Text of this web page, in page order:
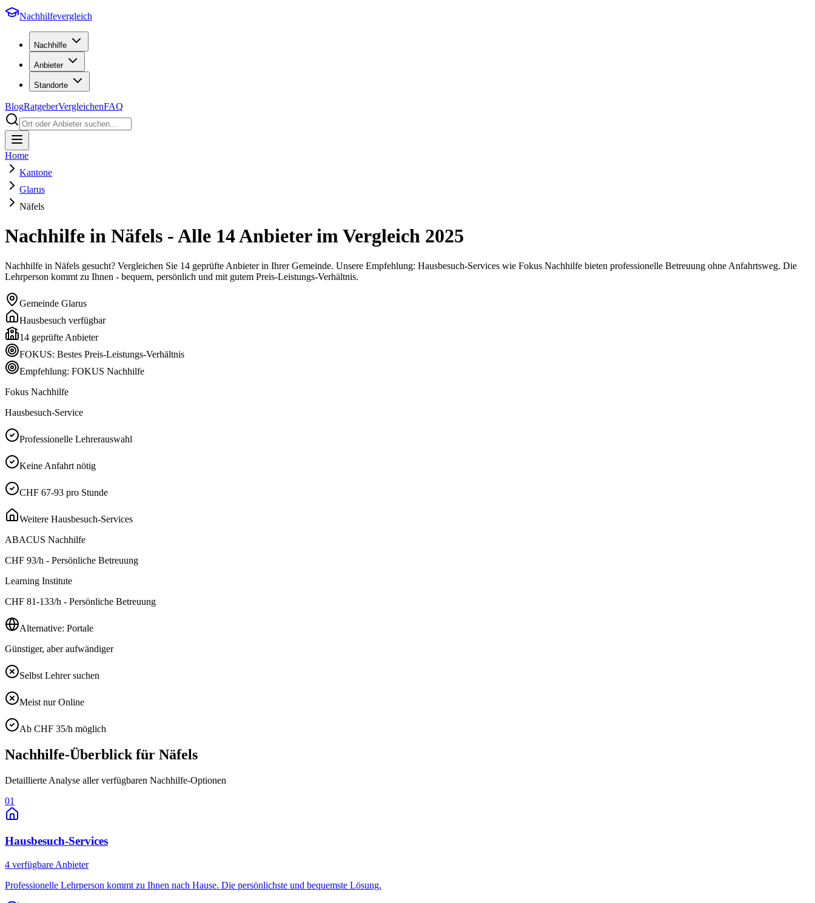
Nachhilfevergleich
Nachhilfe
Anbieter
Standorte
BlogRatgeberVergleichenFAQ
Home
Kantone
Glarus
Näfels
Nachhilfe in Näfels - Alle 14Anbieter im Vergleich 2025
Nachhilfe in Näfels gesucht? Vergleichen Sie 14 geprüfte Anbieter in Ihrer Gemeinde. Unsere Empfehlung: Hausbesuch-Services wie Fokus Nachhilfe bieten professionelle Betreuung ohne Anfahrtsweg. Die
Lehrperson kommt zu Ihnen - bequem, persönlich und mit gutem Preis-Leistungs-Verhältnis.
Gemeinde Glarus
Hausbesuch verfügbar
14 geprüfte Anbieter
FOKUS: Bestes Preis-Leistungs-Verhältnis
Empfehlung: FOKUS Nachhilfe
Fokus Nachhilfe
Hausbesuch-Service
Professionelle Lehrerauswahl
Keine Anfahrt nötig
CHF 67-93 pro Stunde
Weitere Hausbesuch-Services
ABACUS Nachhilfe
CHF 93/h - Persönliche Betreuung
Learning Institute
CHF 81-133/h - Persönliche Betreuung
Alternative: Portale
Günstiger, aber aufwändiger
Selbst Lehrer suchen
Meist nur Online
Ab CHF 35/h möglich
Nachhilfe-Überblick für Näfels
Detaillierte Analyse aller verfügbaren Nachhilfe-Optionen
01
Hausbesuch-Services
4 verfügbare Anbieter
Professionelle Lehrperson kommt zu Ihnen nach Hause. Die persönlichste und bequemste Lösung.